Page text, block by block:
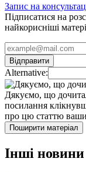
Запис на
Підписатися на
найкорисніші
Alternative:
Дякуємо, що
посилання
про цю статтю
Поширити матеріал
Інші новини